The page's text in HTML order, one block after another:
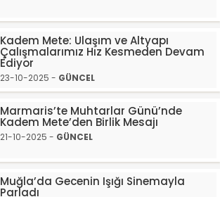
Kadem Mete: Ulaşım ve Altyapı
Çalışmalarımız Hız Kesmeden Devam
Ediyor
23-10-2025 - GÜNCEL
Marmaris’te Muhtarlar Günü’nde
Kadem Mete’den Birlik Mesajı
21-10-2025 - GÜNCEL
Muğla’da Gecenin Işığı Sinemayla
Parladı